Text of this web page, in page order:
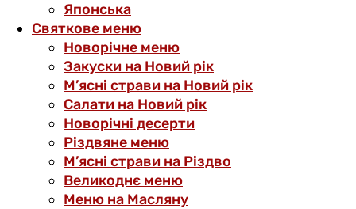
Японська
Святкове меню
Новорічне меню
Закуски на Новий рік
М’ясні страви на Новий рік
Салати на Новий рік
Новорічні десерти
Різдвяне меню
М’ясні страви на Різдво
Великоднє меню
Меню на Масляну